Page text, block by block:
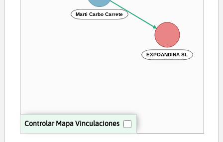
Controlar Mapa Vinculaciones
EXPOANDINA SL
Marti Carbo Carrete